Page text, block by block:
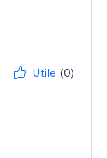
Utile (0)